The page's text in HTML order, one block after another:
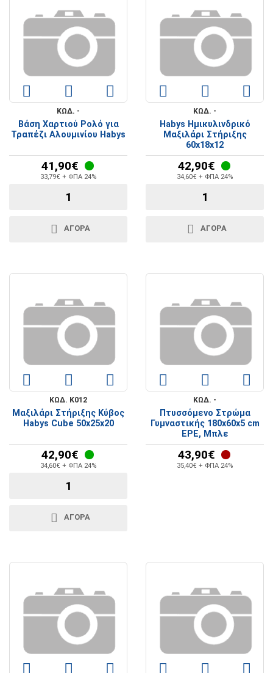
ΚΩΔ. -
Βάση Χαρτιού Ρολό για
Τραπέζι Αλουμινίου Habys
41,90€
33,79€ + ΦΠΑ 24%
ΑΓΟΡΑ
ΚΩΔ. -
Habys Ημικυλινδρικό
Μαξιλάρι Στήριξης
60x18x12
42,90€
34,60€ + ΦΠΑ 24%
ΑΓΟΡΑ
ΚΩΔ. K012
Μαξιλάρι Στήριξης Κύβος
Habys Cube 50x25x20
42,90€
34,60€ + ΦΠΑ 24%
ΑΓΟΡΑ
ΚΩΔ. -
Πτυσσόμενο Στρώμα
Γυμναστικής 180x60x5 cm
EPE, Μπλε
43,90€
35,40€ + ΦΠΑ 24%